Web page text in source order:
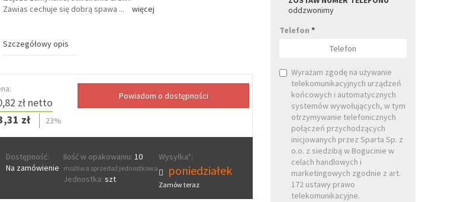
Zawias cechuje się dobrą spawa ... więcej
Szczegółowy opis
zł netto
zł
23%
Dostępność:
Na zamówienie
Ilość w opakowaniu: 10
możliwa sprzedaż jednostkowa
Jednostka: szt
Wysyłka*:
poniedziałek
Zamów teraz
oddzwonimy
Telefon*
Wyrażam zgodę na używanie
telekomunikacyjnych urządzeń
końcowych i automatycznych
systemów wywołujących, w tym
otrzymywanie telefonicznych
połączeń przychodzących
inicjowanych przez Sparta Sp. z
o.o. z siedzibą w Bogucinie w
celach handlowych i
marketingowych zgodnie z art.
172 ustawy prawo
telekomunikacyjne.